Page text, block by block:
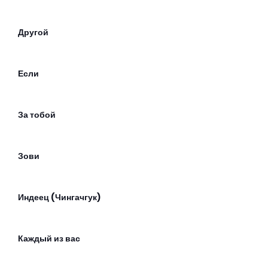
Другой
Если
За тобой
Зови
Индеец (Чингачгук)
Каждый из вас